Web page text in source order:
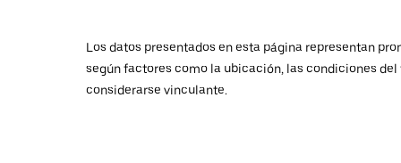
Los datos presentados en esta página representan
según factores como la ubicación, las condiciones
considerarse vinculante.